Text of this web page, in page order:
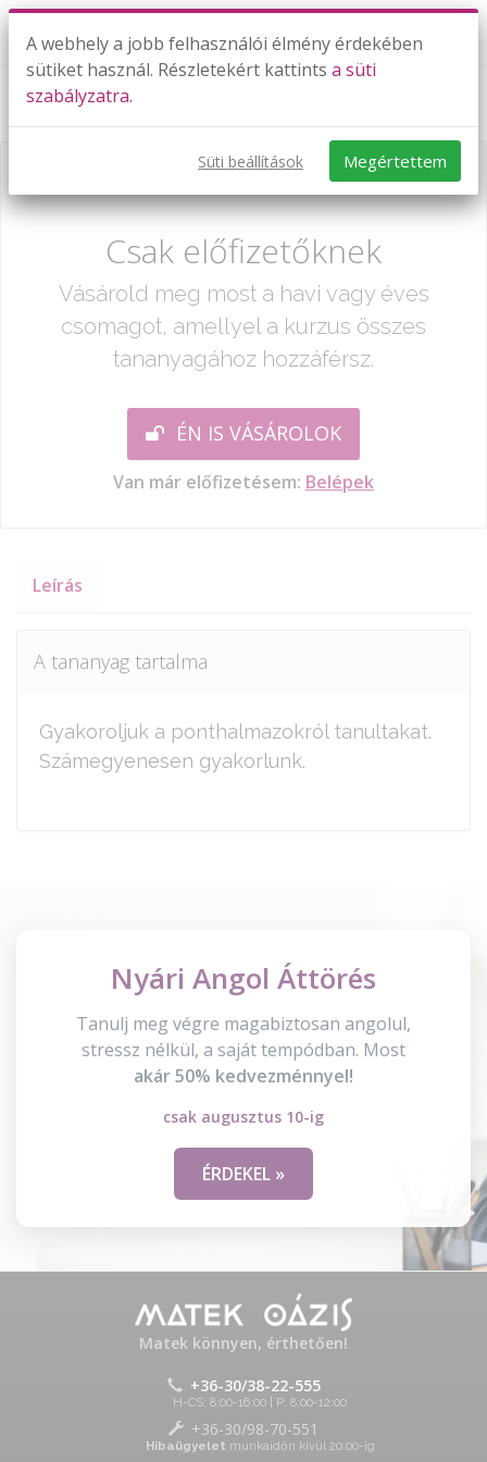
Ponthalmazok, számegyenesek - feladatok
Már csak egy lépés:
Csak előfizetőknek
Vásárold meg most a havi vagy éves
csomagot, amellyel a kurzus összes
tananyagához hozzáférsz.
ÉN IS VÁSÁROLOK
Van már előfizetésem: Belépek
Leírás
A tananyag tartalma
Gyakoroljuk a ponthalmazokról tanultakat.
Számegyenesen gyakorlunk.
Nyári Angol Áttörés
Tanulj meg végre magabiztosan angolul,
stressz nélkül, a saját tempódban. Most
akár 50% kedvezménnyel!
csak augusztus 10-ig
ÉRDEKEL »
Matek könnyen, érthetően!
+36-30/38-22-555
H-CS: 8:00-16:00 | P: 8:00-12:00
+36-30/98-70-551
Hibaügyelet munkaidőn kívül 20:00-ig
A webhely a jobb felhasználói élmény érdekében
sütiket használ. Részletekért kattints a süti
szabályzatra.
Süti beállítások Megértettem